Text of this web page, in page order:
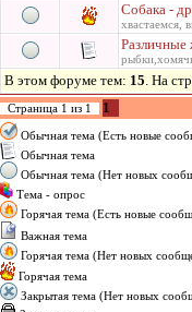
Собака -
хвастаемся,
В этом форуме тем: 15. На
Страница 1 из 1 1
Обычная тема (Есть новые
Обычная тема
Обычная тема (Нет новых
Тема - опрос
Горячая тема (Есть новые
Важная тема
Горячая тема (Нет новых
Горячая тема
Закрытая тема (Нет новых